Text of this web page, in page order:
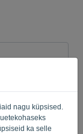
nagu küpsised.
ka selle
Unustatud parool?